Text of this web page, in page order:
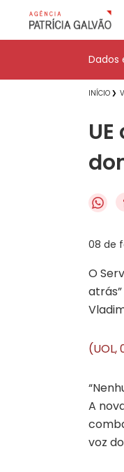
Dados
INÍCIO
08 de
O
A
voz